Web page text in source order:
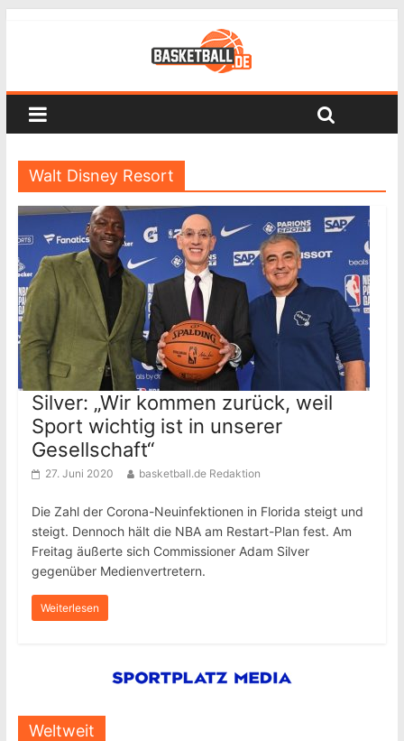
Walt Disney Resort
Silver: „Wir kommen zurück, weil
Sport wichtig ist in unserer
Gesellschaft“
27. Juni 2020 basketball.de Redaktion
Die Zahl der Corona-Neuinfektionen in Florida steigt und
steigt. Dennoch hält die NBA am Restart-Plan fest. Am
Freitag äußerte sich Commissioner Adam Silver
gegenüber Medienvertretern.
Weiterlesen
Weltweit